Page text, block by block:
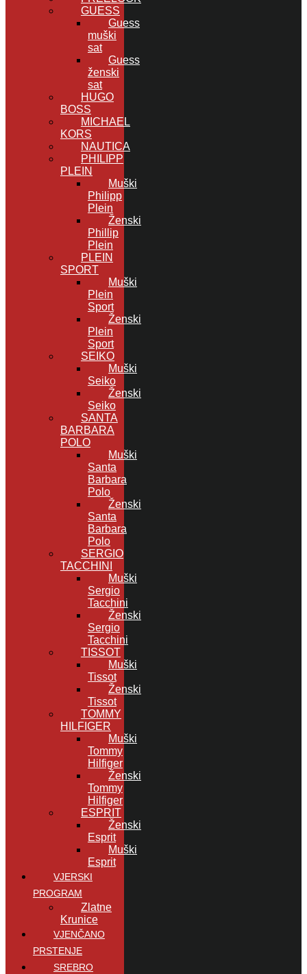
GUESS
Guess
muški
sat
Guess
ženski
sat
HUGO
BOSS
MICHAEL
KORS
NAUTICA
PHILIPP
PLEIN
Muški
Philipp
Plein
Ženski
Phillip
Plein
PLEIN
SPORT
Muški
Plein
Sport
Ženski
Plein
Sport
SEIKO
Muški
Seiko
Ženski
Seiko
SANTA
BARBARA
POLO
Muški
Santa
Barbara
Polo
Ženski
Santa
Barbara
Polo
SERGIO
TACCHINI
Muški
Sergio
Tacchini
Ženski
Sergio
Tacchini
TISSOT
Muški
Tissot
Ženski
Tissot
TOMMY
HILFIGER
Muški
Tommy
Hilfiger
Ženski
Tommy
Hilfiger
ESPRIT
Ženski
Esprit
Muški
Esprit
VJERSKI
PROGRAM
Zlatne
Krunice
VJENČANO
PRSTENJE
SREBRO